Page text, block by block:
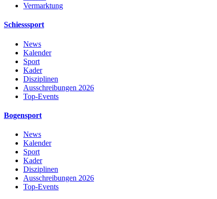
Vermarktung
Schiesssport
News
Kalender
Sport
Kader
Disziplinen
Ausschreibungen 2026
Top-Events
Bogensport
News
Kalender
Sport
Kader
Disziplinen
Ausschreibungen 2026
Top-Events